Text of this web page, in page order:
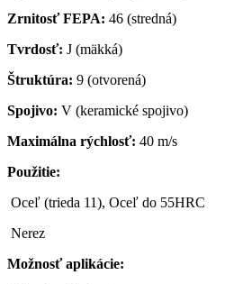
Zrnitosť FEPA: 46 (stredná)
Tvrdosť: J (mäkká)
Štruktúra: 9 (otvorená)
Spojivo: V (keramické spojivo)
Maximálna rýchlosť: 40 m/s
Použitie:
Oceľ (trieda 11), Oceľ do 55HRC
Nerez
Možnosť aplikácie: